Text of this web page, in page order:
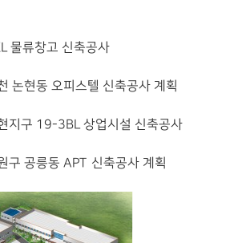
물류창고 신축공사
논현동 오피스텔 신축공사 계획
지구 19-3BL 상업시설 신축공사
구 공릉동 APT 신축공사 계획